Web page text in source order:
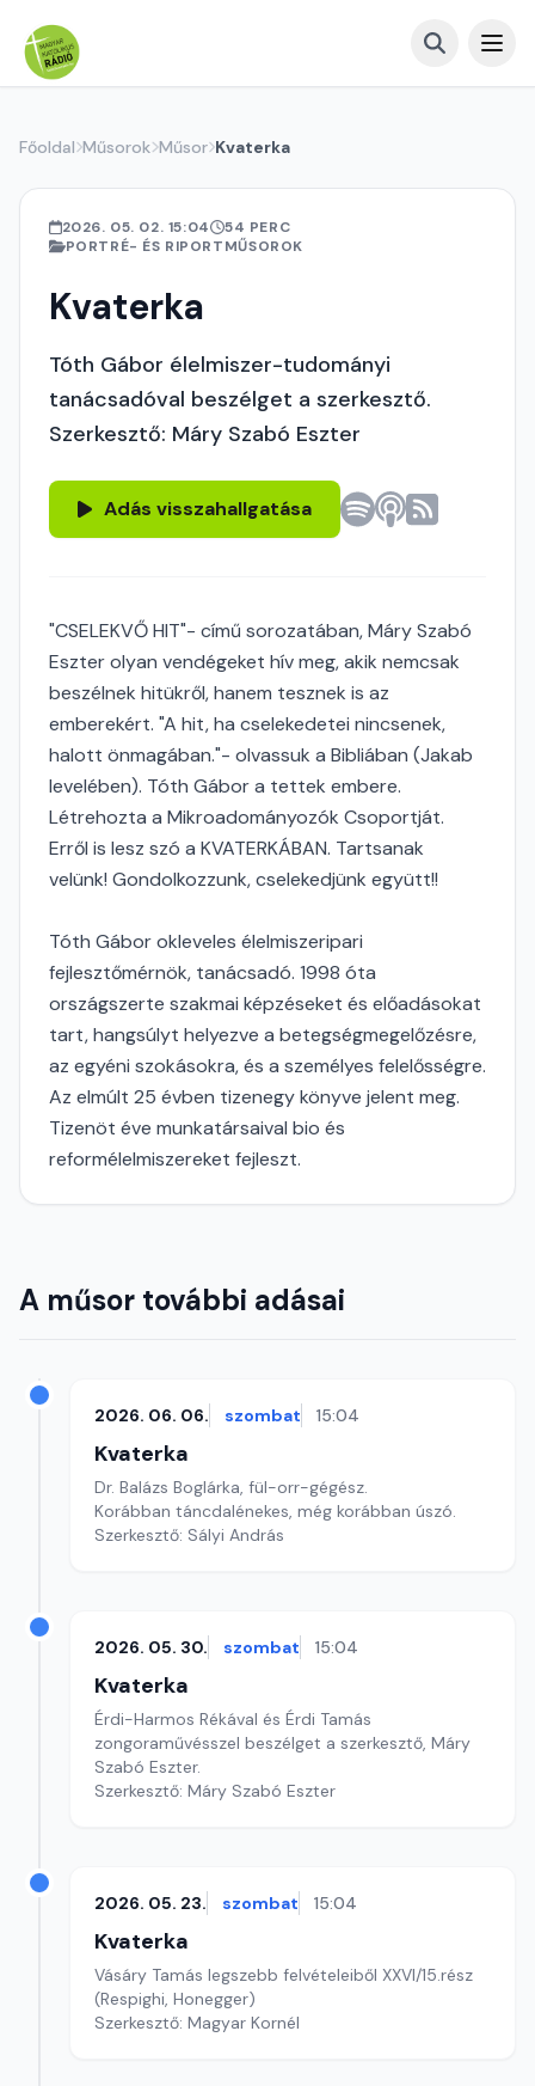
Főoldal Műsorok Műsor Kvaterka
2026. 05. 02. 15:04
54 PERC
PORTRÉ- ÉS RIPORTMŰSOROK
Kvaterka
Tóth Gábor élelmiszer-tudományi
tanácsadóval beszélget a szerkesztő.
Szerkesztő: Máry Szabó Eszter
Adás visszahallgatása
"CSELEKVŐ HIT"- című sorozatában, Máry Szabó
Eszter olyan vendégeket hív meg, akik nemcsak
beszélnek hitükről, hanem tesznek is az
emberekért. "A hit, ha cselekedetei nincsenek,
halott önmagában."- olvassuk a Bibliában (Jakab
levelében). Tóth Gábor a tettek embere.
Létrehozta a Mikroadományozók Csoportját.
Erről is lesz szó a KVATERKÁBAN. Tartsanak
velünk! Gondolkozzunk, cselekedjünk együtt!!
Tóth Gábor okleveles élelmiszeripari
fejlesztőmérnök, tanácsadó. 1998 óta
országszerte szakmai képzéseket és előadásokat
tart, hangsúlyt helyezve a betegségmegelőzésre,
az egyéni szokásokra, és a személyes felelősségre.
Az elmúlt 25 évben tizenegy könyve jelent meg.
Tizenöt éve munkatársaival bio és
reformélelmiszereket fejleszt.
A műsor további adásai
2026. 06. 06. szombat 15:04
Kvaterka
Dr. Balázs Boglárka, fül-orr-gégész.
Korábban táncdalénekes, még korábban úszó.
Szerkesztő: Sályi András
2026. 05. 30. szombat 15:04
Kvaterka
Érdi-Harmos Rékával és Érdi Tamás
zongoraművésszel beszélget a szerkesztő, Máry
Szabó Eszter.
Szerkesztő: Máry Szabó Eszter
2026. 05. 23. szombat 15:04
Kvaterka
Vásáry Tamás legszebb felvételeiből XXVI/15.rész
(Respighi, Honegger)
Szerkesztő: Magyar Kornél